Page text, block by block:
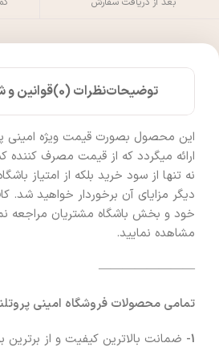
توضیحاتنظرات (0) قوانین و
این محصول بصورت قیمت ویژه امینی
ارائه میگردد که از قیمت مصرف کننده
نه تنها از سود خرید بلکه از امتیاز
دیگر مزایای آن برخوردار خواهید شد.
خود و بخش باشگاه مشتریان مراجعه
مشاهده نمایید.
————————
تمامی محصولات فروشگاه امینی
1- ضمانت بالاترین کیفیت و از برترین